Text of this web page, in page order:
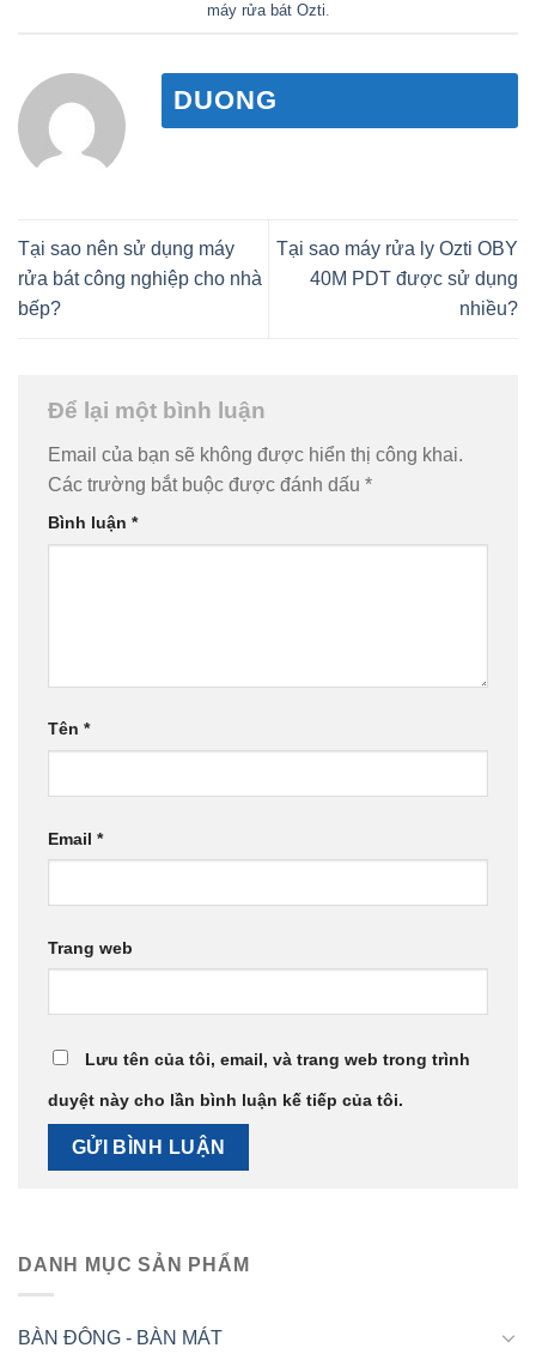
máy rửa bát Ozti.
DUONG
Tại sao nên sử dụng máy
rửa bát công nghiệp cho nhà
bếp?
Tại sao máy rửa ly Ozti OBY
40M PDT được sử dụng
nhiều?
Để lại một bình luận
Email của bạn sẽ không được hiển thị công khai.
Các trường bắt buộc được đánh dấu *
Bình luận *
Tên *
Email *
Trang web
Lưu tên của tôi, email, và trang web trong trình
duyệt này cho lần bình luận kế tiếp của tôi.
DANH MỤC SẢN PHẨM
BÀN ĐÔNG - BÀN MÁT